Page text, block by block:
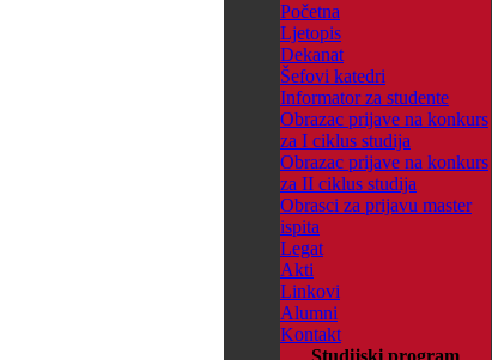
Početna
Ljetopis
Dekanat
Šefovi katedri
Informator za studente
Obrazac prijave na konkurs
za I ciklus studija
Obrazac prijave na konkurs
za II ciklus studija
Obrasci za prijavu master
ispita
Legat
Akti
Linkovi
Alumni
Kontakt
Studijski program